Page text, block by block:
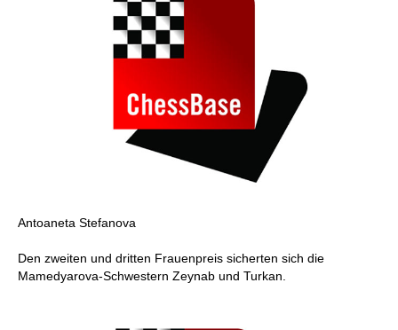
Antoaneta Stefanova
Den zweiten und dritten Frauenpreis sicherten sich die
Mamedyarova-Schwestern Zeynab und Turkan.